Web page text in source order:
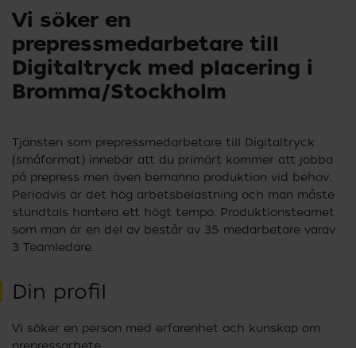
Vi söker en
prepressmedarbetare till
Digitaltryck med placering i
Bromma/Stockholm
Tjänsten som prepressmedarbetare till Digitaltryck
(småformat) innebär att du primärt kommer att jobba
på prepress men även bemanna produktion vid behov.
Periodvis är det hög arbetsbelastning och man måste
stundtals hantera ett högt tempo. Produktionsteamet
som man är en del av består av 35 medarbetare varav
3 Teamledare.
Din profil
Vi söker en person med erfarenhet och kunskap om
prepressarbete.